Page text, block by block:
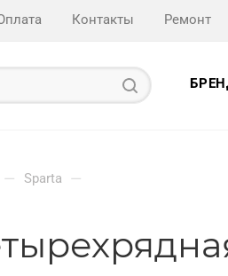
Контакты Ремонт
— Sparta —